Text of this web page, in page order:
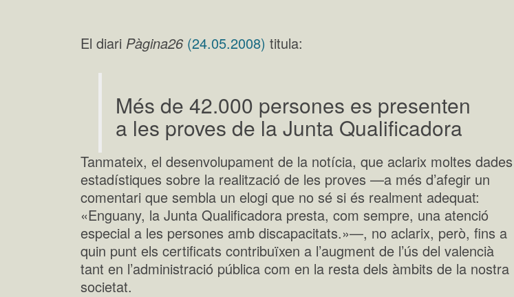
El diari Pàgina26 (24.05.2008) titula:
Més de 42.000 persones es presenten
a les proves de la Junta Qualificadora
Tanmateix, el desenvolupament de la notícia, que aclarix moltes dades
estadístiques sobre la realització de les proves —a més d’afegir un
comentari que sembla un elogi que no sé si és realment adequat:
«Enguany, la Junta Qualificadora presta, com sempre, una atenció
especial a les persones amb discapacitats.»—, no aclarix, però, fins a
quin punt els certificats contribuïxen a l’augment de l’ús del valencià
tant en l’administració pública com en la resta dels àmbits de la nostra
societat.